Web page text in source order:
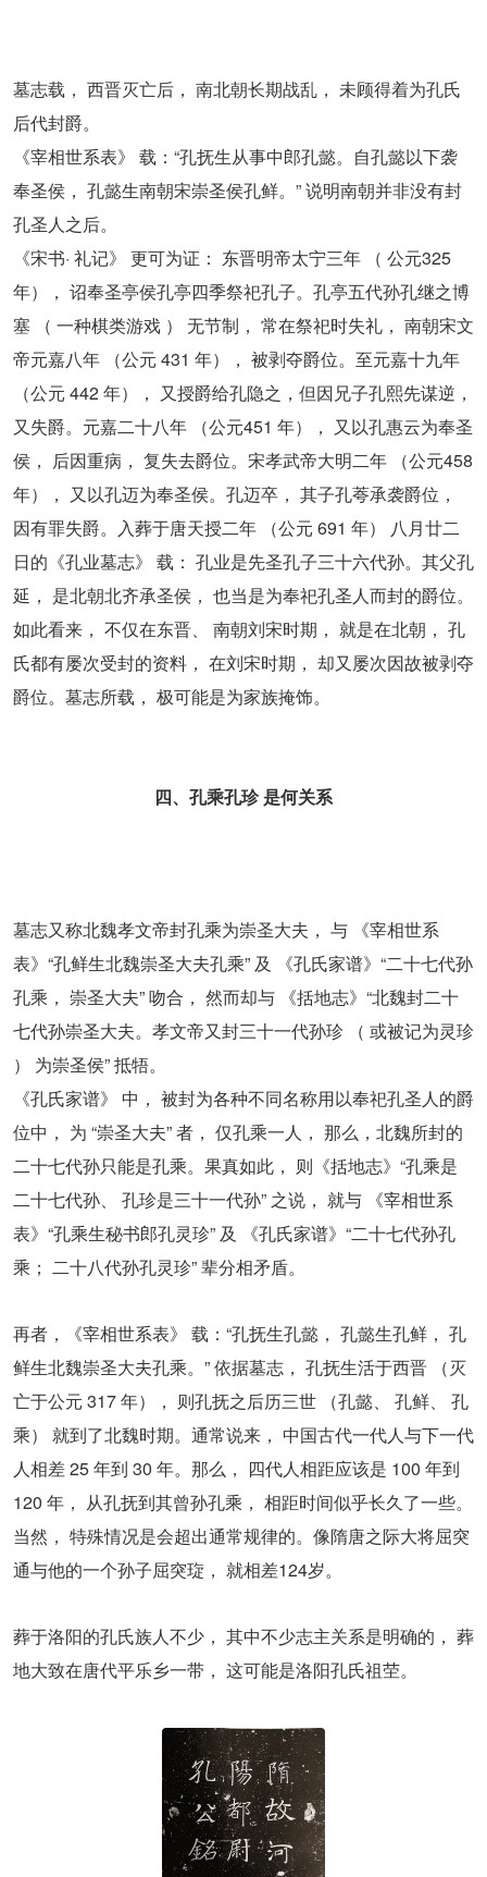
墓志载， 西晋灭亡后， 南北朝长期战乱， 未顾得着为孔氏
后代封爵。
《宰相世系表》 载：“孔抚生从事中郎孔懿。自孔懿以下袭
奉圣侯， 孔懿生南朝宋崇圣侯孔鲜。” 说明南朝并非没有封
孔圣人之后。
《宋书· 礼记》 更可为证： 东晋明帝太宁三年 （ 公元325
年）， 诏奉圣亭侯孔亭四季祭祀孔子。孔亭五代孙孔继之博
塞 （ 一种棋类游戏 ） 无节制， 常在祭祀时失礼， 南朝宋文
帝元嘉八年 （公元 431 年）， 被剥夺爵位。至元嘉十九年
（公元 442 年）， 又授爵给孔隐之，但因兄子孔熙先谋逆，
又失爵。元嘉二十八年 （公元451 年）， 又以孔惠云为奉圣
侯， 后因重病， 复失去爵位。宋孝武帝大明二年 （公元458
年）， 又以孔迈为奉圣侯。孔迈卒， 其子孔荂承袭爵位，
因有罪失爵。入葬于唐天授二年 （公元 691 年） 八月廿二
日的《孔业墓志》 载： 孔业是先圣孔子三十六代孙。其父孔
延， 是北朝北齐承圣侯， 也当是为奉祀孔圣人而封的爵位。
如此看来， 不仅在东晋、 南朝刘宋时期， 就是在北朝， 孔
氏都有屡次受封的资料， 在刘宋时期， 却又屡次因故被剥夺
爵位。墓志所载， 极可能是为家族掩饰。
四、孔乘孔珍 是何关系
墓志又称北魏孝文帝封孔乘为崇圣大夫， 与 《宰相世系
表》“孔鲜生北魏崇圣大夫孔乘” 及 《孔氏家谱》“二十七代孙
孔乘， 崇圣大夫” 吻合， 然而却与 《括地志》“北魏封二十
七代孙崇圣大夫。孝文帝又封三十一代孙珍 （ 或被记为灵珍
） 为崇圣侯” 抵牾。
《孔氏家谱》 中， 被封为各种不同名称用以奉祀孔圣人的爵
位中， 为 “崇圣大夫” 者， 仅孔乘一人， 那么，北魏所封的
二十七代孙只能是孔乘。果真如此， 则《括地志》“孔乘是
二十七代孙、 孔珍是三十一代孙” 之说， 就与 《宰相世系
表》“孔乘生秘书郎孔灵珍” 及 《孔氏家谱》“二十七代孙孔
乘； 二十八代孙孔灵珍” 辈分相矛盾。
再者，《宰相世系表》 载：“孔抚生孔懿， 孔懿生孔鲜， 孔
鲜生北魏崇圣大夫孔乘。” 依据墓志， 孔抚生活于西晋 （灭
亡于公元 317 年）， 则孔抚之后历三世 （孔懿、 孔鲜、 孔
乘） 就到了北魏时期。通常说来， 中国古代一代人与下一代
人相差 25 年到 30 年。那么， 四代人相距应该是 100 年到
120 年， 从孔抚到其曾孙孔乘， 相距时间似乎长久了一些。
当然， 特殊情况是会超出通常规律的。像隋唐之际大将屈突
通与他的一个孙子屈突琁， 就相差124岁。
葬于洛阳的孔氏族人不少， 其中不少志主关系是明确的， 葬
地大致在唐代平乐乡一带， 这可能是洛阳孔氏祖茔。